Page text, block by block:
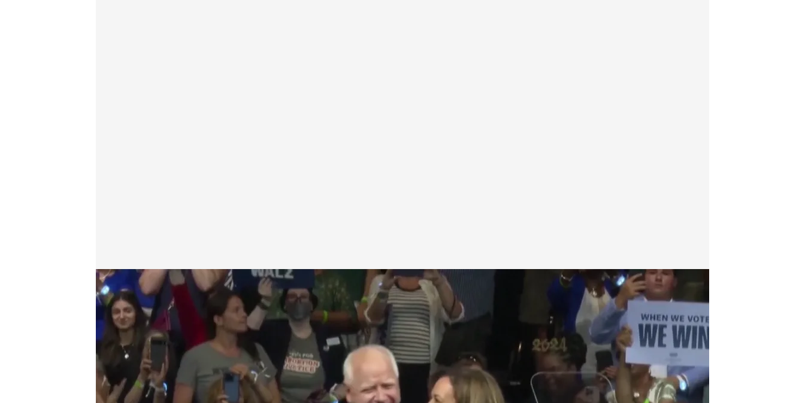
La primera aparición de Kamala Harris junto a Tim Walz, su número dos
Redacción digital Noticias Cuatro
07 AGO 2024 - 16:40h.
Tim Walz tiene 60 años, es gobernador de Minnesota y fue profesor de
instituto y entrenador de fútbol americano
Kamala Harris sobre Tim Walz: "Un patriota que cree en la promesa de